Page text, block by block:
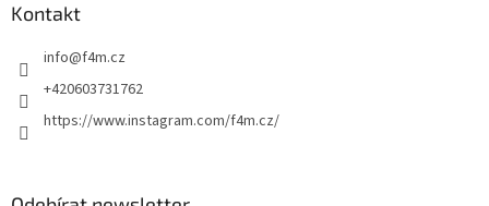
Kontakt
info@f4m.cz
+420603731762
https://www.instagram.com/f4m.cz/